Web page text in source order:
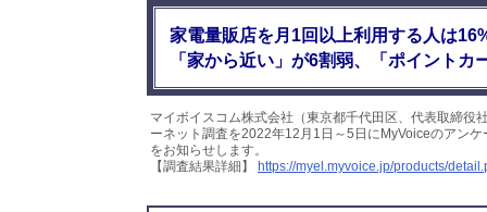
家電量販店を月1回以上利用する人は
「家から近い」が6割弱、「ポイント
マイボイスコム株式会社（東京都千代田区、代表取締
ーネット調査を2022年12月1日～5日にMyVoiceのアン
をお知らせします。
【調査結果詳細】
https://myel.myvoice.jp/products/